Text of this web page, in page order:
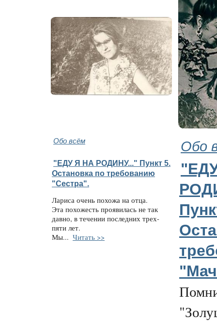
Обо всём Обо
"ЕДУ Я НА РОДИНУ..." Пункт 5.
Остановка по требованию
"Сестра".
Лариса очень похожа на отца.
Эта похожесть проявилась не так
давно, в течении последних трех-
пяти лет.
Мы... Читать >>